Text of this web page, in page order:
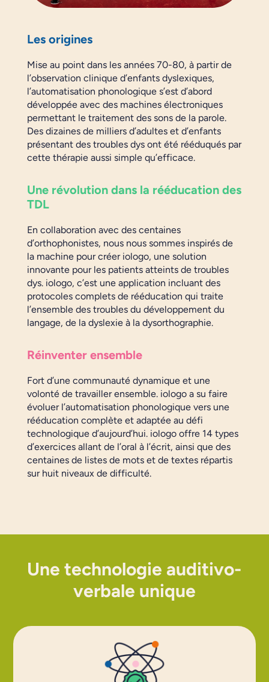
Les origines
Mise au point dans les années 70-80, à partir de
l’observation clinique d’enfants dyslexiques,
l’automatisation phonologique s’est d’abord
développée avec des machines électroniques
permettant le traitement des sons de la parole.
Des dizaines de milliers d’adultes et d’enfants
présentant des troubles dys ont été rééduqués par
cette thérapie aussi simple qu’efficace.
Une révolution dans la rééducation des
TDL
En collaboration avec des centaines
d’orthophonistes, nous nous sommes inspirés de
la machine pour créer iologo, une solution
innovante pour les patients atteints de troubles
dys. iologo, c’est une application incluant des
protocoles complets de rééducation qui traite
l’ensemble des troubles du développement du
langage, de la dyslexie à la dysorthographie.
Réinventer ensemble
Fort d’une communauté dynamique et une
volonté de travailler ensemble. iologo a su faire
évoluer l’automatisation phonologique vers une
rééducation complète et adaptée au défi
technologique d’aujourd’hui. iologo offre 14 types
d’exercices allant de l’oral à l’écrit, ainsi que des
centaines de listes de mots et de textes répartis
sur huit niveaux de difficulté.
Une technologie auditivo-
verbale unique